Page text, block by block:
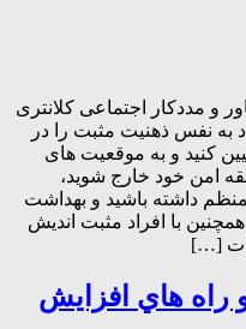
و مددکار اجتماعی کلانتری
به نفس ذهنیت مثبت را در
کنید و به موقعیت های
امن خود خارج شوید،
داشته باشید و بهداشت
با افراد مثبت اندیش
[…]
راه هاي افزايش